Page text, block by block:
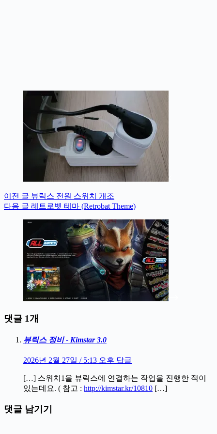
이전 글 뷰릭스 전원 스위치 개조
다음 글 레트로벳 테마 (Retrobat Theme)
댓글 1개
뷰릭스 정비 - Kimstar 3.0
2026년 2월 27일 / 5:13 오후 답글
[…] 스위치1을 뷰릭스에 연결하는 작업을 진행한 적이
있는데요. ( 참고 : http://kimstar.kr/10810 […]
댓글 남기기